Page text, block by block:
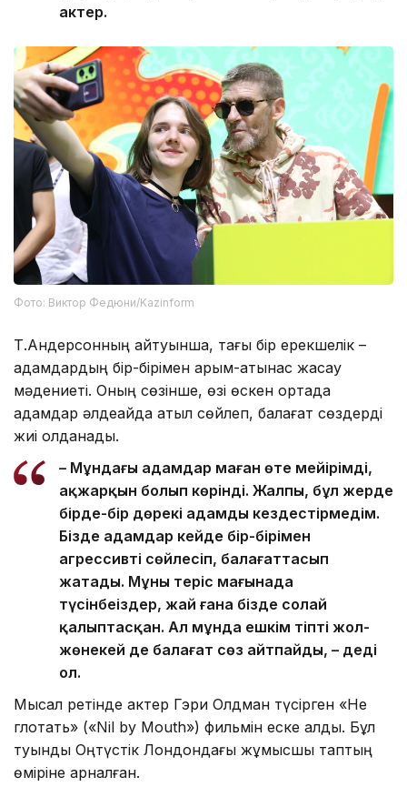
актер.
Фото: Виктор Федюни/Kazinform
Т.Андерсонның айтуынша, тағы бір ерекшелік –
адамдардың бір-бірімен қарым-қатынас жасау
мәдениеті. Оның сөзінше, өзі өскен ортада
адамдар әлдеқайда қатқыл сөйлеп, балағат сөздерді
жиі қолданады.
– Мұндағы адамдар маған өте мейірімді,
ақжарқын болып көрінді. Жалпы, бұл жерде
бірде-бір дөрекі адамды кездестірмедім.
Бізде адамдар кейде бір-бірімен
агрессивті сөйлесіп, балағаттасып
жатады. Мұны теріс мағынада
түсінбеңіздер, жай ғана бізде солай
қалыптасқан. Ал мұнда ешкім тіпті жол-
жөнекей де балағат сөз айтпайды, – деді
ол.
Мысал ретінде актер Гэри Олдман түсірген «Не
глотать» («Nil by Mouth») фильмін еске алды. Бұл
туынды Оңтүстік Лондондағы жұмысшы таптың
өміріне арналған.